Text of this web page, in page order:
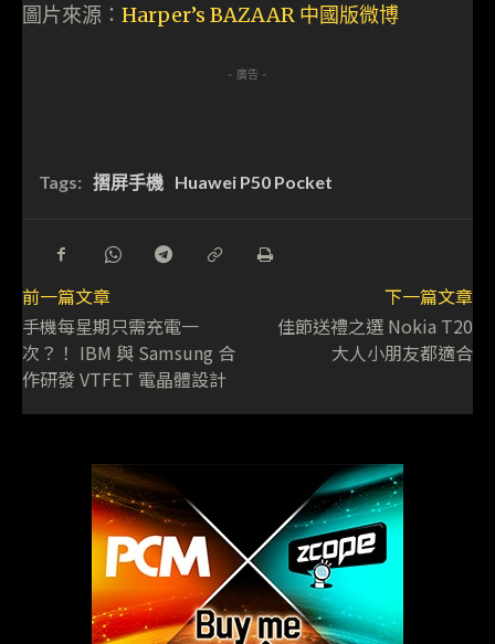
圖片來源： Harper’s BAZAAR 中國版微博
- 廣告 -
Tags: 摺屏手機 Huawei P50 Pocket
前一篇文章
手機每星期只需充電一
次？！ IBM 與 Samsung 合
作研發 VTFET 電晶體設計
下一篇文章
佳節送禮之選 Nokia T20
大人小朋友都適合